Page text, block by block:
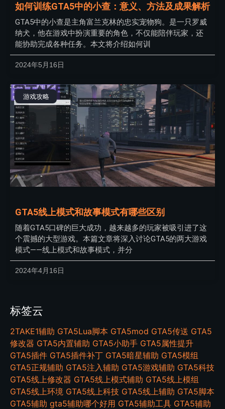
如何训练GTA5中的小查：意义、方法及成果解析
GTA5中的小查是主角富兰克林的忠实宠物狗。是一只罗威
纳犬，他在游戏中扮演重要的角色，不仅能陪伴玩家，还
能协助完成各种任务。本文将介绍如何训
2024年5月16日
游戏攻略
GTA5线上模式和故事模式有哪些区别
随着GTA5口碑的巨大成功，越来越多的玩家被吸引进了这
个震撼的大型游戏。本篇文章将深入讨论GTA5的两大游戏
模式——线上模式和故事模式，并分
2024年4月16日
标签云
2TAKE1辅助 GTA5Lua脚本 GTA5mod GTA5传送 GTA5
修改器 GTA5内置辅助 GTA5小助手 GTA5属性提升
GTA5插件 GTA5插件补丁 GTA5暗星辅助 GTA5模组
GTA5正规辅助 GTA5注入辅助 GTA5游戏辅助 GTA5科技
GTA5线上修改器 GTA5线上模式辅助 GTA5线上模组
GTA5线上环境 GTA5线上科技 GTA5线上辅助 GTA5脚本
GTA5辅助 gta5辅助哪个好用 GTA5辅助工具 GTA5辅助